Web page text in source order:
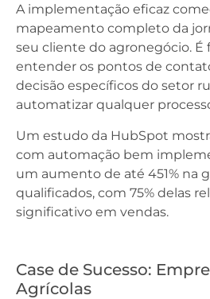
A implementação eficaz
mapeamento completo da
seu cliente do agronegócio. É
entender os pontos de
decisão específicos do setor
automatizar qualquer
Um estudo da HubSpot
com automação bem
um aumento de até 451% na
qualificados, com 75% delas
significativo em vendas.
Case de Sucesso:
Agrícolas